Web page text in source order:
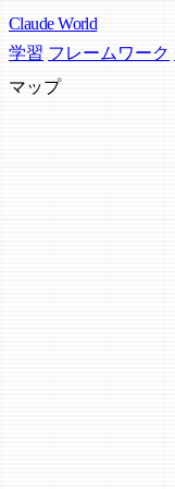
Claude World
学習 フレームワーク
マップ